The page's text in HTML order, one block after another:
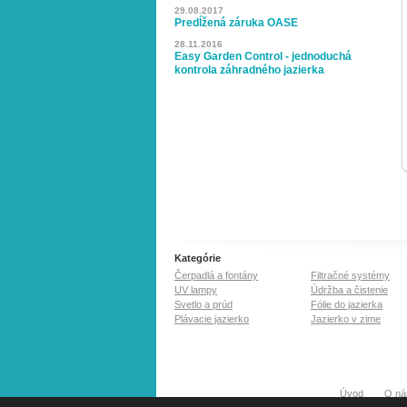
29.08.2017
Predĺžená záruka OASE
28.11.2016
Easy Garden Control - jednoduchá
kontrola záhradného jazierka
Kategórie
Čerpadlá a fontány
Filtračné systémy
UV lampy
Údržba a čistenie
Svetlo a prúd
Fólie do jazierka
Plávacie jazierko
Jazierko v zime
Úvod O